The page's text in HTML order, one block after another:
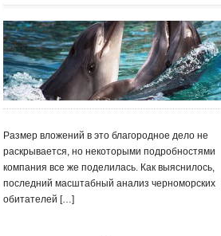
Размер вложений в это благородное дело не
раскрывается, но некоторыми подробностями
компания все же поделилась. Как выяснилось,
последний масштабный анализ черноморских
обитателей […]